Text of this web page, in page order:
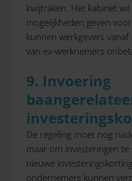
kwijtraken. Het kabinet
mogelijkheden geven
kunnen werkgevers
van ex-werknemers
9. Invoering
De regeling moet nog
maar om investeringen
nieuwe
ondernemers kunnen